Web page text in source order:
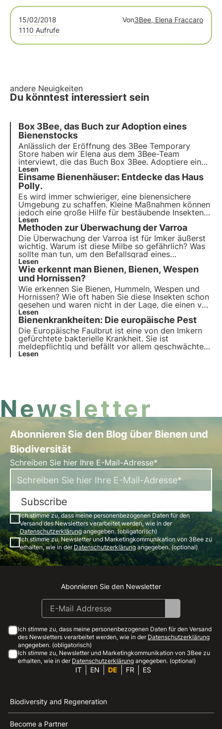
15/02/2018 Von3Bee, Elena Fraccaro
1110 Aufrufe
andere Neuigkeiten
Du könntest interessiert sein
Box 3Bee, das Buch zur Adoption eines
Bienenstocks
Anlässlich der Eröffnung des 3Bee Temporary
Store haben wir Elena aus dem 3Bee-Team
interviewt, die das Buch Box 3Bee. Adoptiere einen
3Bee Bienenstock
Kollegen verfasst hat. Lasst uns gemeinsam
herausfinden, was sie uns darüber erzählt hat!
Lesen
Einsame Bienenhäuser: Entdecke das Haus
Polly.
Es wird immer schwieriger, eine bienensichere
Umgebung zu schaffen. Kleine Maßnahmen können
jedoch eine große Hilfe für bestäubende Insekten
sein. Man kann nicht nur bienenfreundliche Blumen
pflanzen, sondern auchein Zuhause für
Solitärbienen und Wildbestäuber schaffen.
Lesen
Methoden zur Überwachung der Varroa
Die Überwachung der Varroa ist für Imker äußerst
wichtig. Warum ist diese Milbe so gefährlich? Was
sollte man tun, um den Befallsgrad eines
Bienenstocks zu ermitteln? Lasst es uns
gemeinsam herausfinden!
Lesen
Wie erkennt man Bienen, Bienen, Wespen
und Hornissen?
Wie erkennen Sie Bienen, Hummeln, Wespen und
Hornissen? Wie oft haben Sie diese Insekten schon
gesehen und waren nicht in der Lage, die einen von
den anderen genau zu unterscheiden? Hier ist der
endgültige Leitfaden, der Ihnen genau zeigt, wie
Sie diese kleinen Insekten und ihre wertvollen
Aktivitäten erkennen können, ohne sie noch mehr
zu verwirren!
Lesen
Bienenkrankheiten: Die europäische Pest
Die Europäische Faulbrut ist eine von den Imkern
gefürchtete bakterielle Krankheit. Sie ist
meldepflichtig und befällt vor allem geschwächte
Völker, die verschiedenen Umwelt- oder
Lesen
Newsletter
Abonnieren Sie den Blog über Bienen und
Biodiversität
Schreiben Sie hier Ihre E-Mail-Adresse*
Subscribe
Ich stimme zu, dass meine personenbezogenen Daten für den
Versand des Newsletters verarbeitet werden, wie in der
Datenschutzerklärungangegeben. (obligatorisch)
Ich stimme zu, Newsletter und Marketingkommunikation von 3Bee zu
erhalten, wie in derDatenschutzerklärungangegeben. (optional)
Instagram
Facebook
Linkedin
Youtube
Abonnieren Sie den Newsletter
Ich stimme zu, dass meine personenbezogenen Daten für den Versand
des Newsletters verarbeitet werden, wie in der Datenschutzerklärung
angegeben. (obligatorisch)
Ich stimme zu, Newsletter und Marketingkommunikation von 3Bee zu
erhalten, wie in der Datenschutzerklärung angegeben. (optional)
IT EN DE FR ES
Biodiversity and Regeneration
Become a Partner